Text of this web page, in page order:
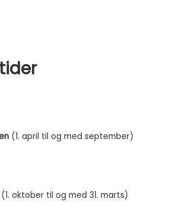
(1. april til og med september)
(1. oktober til og med 31. marts)